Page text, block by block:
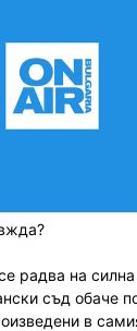
радва на силна
съд обаче
в